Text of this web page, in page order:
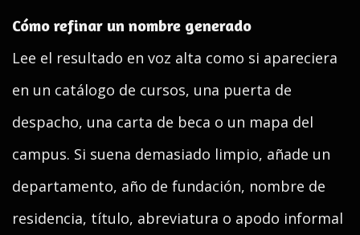
Cómo refinar un nombre generado
Lee el resultado en voz alta como si apareciera
en un catálogo de cursos, una puerta de
despacho, una carta de beca o un mapa del
campus. Si suena demasiado limpio, añade un
departamento, año de fundación, nombre de
residencia, título, abreviatura o apodo informal